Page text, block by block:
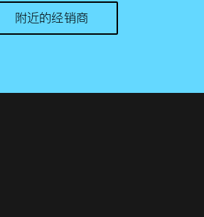
附近的经销商